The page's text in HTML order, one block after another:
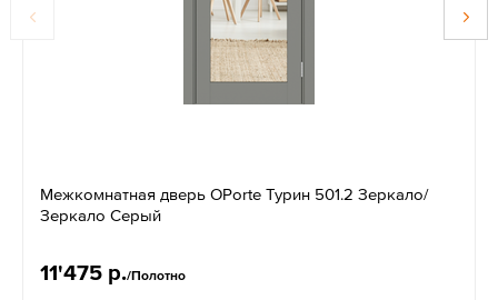
Межкомнатная дверь OPorte Турин 501.2 Зеркало/
Зеркало Серый
11'475 р./Полотно